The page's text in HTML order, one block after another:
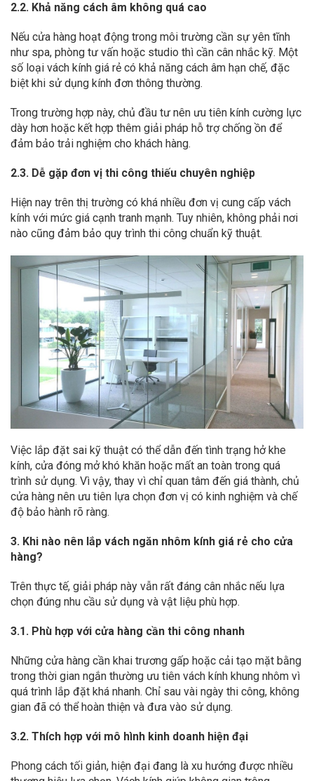
2.2. Khả năng cách âm không quá cao
Nếu cửa hàng hoạt động trong môi trường cần sự yên tĩnh
như spa, phòng tư vấn hoặc studio thì cần cân nhắc kỹ. Một
số loại vách kính giá rẻ có khả năng cách âm hạn chế, đặc
biệt khi sử dụng kính đơn thông thường.
Trong trường hợp này, chủ đầu tư nên ưu tiên kính cường lực
dày hơn hoặc kết hợp thêm giải pháp hỗ trợ chống ồn để
đảm bảo trải nghiệm cho khách hàng.
2.3. Dễ gặp đơn vị thi công thiếu chuyên nghiệp
Hiện nay trên thị trường có khá nhiều đơn vị cung cấp vách
kính với mức giá cạnh tranh mạnh. Tuy nhiên, không phải nơi
nào cũng đảm bảo quy trình thi công chuẩn kỹ thuật.
Việc lắp đặt sai kỹ thuật có thể dẫn đến tình trạng hở khe
kính, cửa đóng mở khó khăn hoặc mất an toàn trong quá
trình sử dụng. Vì vậy, thay vì chỉ quan tâm đến giá thành, chủ
cửa hàng nên ưu tiên lựa chọn đơn vị có kinh nghiệm và chế
độ bảo hành rõ ràng.
3. Khi nào nên lắp vách ngăn nhôm kính giá rẻ cho cửa
hàng?
Trên thực tế, giải pháp này vẫn rất đáng cân nhắc nếu lựa
chọn đúng nhu cầu sử dụng và vật liệu phù hợp.
3.1. Phù hợp với cửa hàng cần thi công nhanh
Những cửa hàng cần khai trương gấp hoặc cải tạo mặt bằng
trong thời gian ngắn thường ưu tiên vách kính khung nhôm vì
quá trình lắp đặt khá nhanh. Chỉ sau vài ngày thi công, không
gian đã có thể hoàn thiện và đưa vào sử dụng.
3.2. Thích hợp với mô hình kinh doanh hiện đại
Phong cách tối giản, hiện đại đang là xu hướng được nhiều